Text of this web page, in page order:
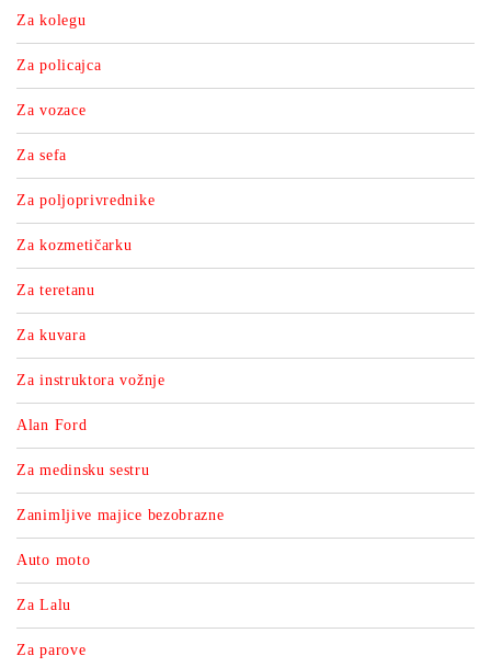
Za kolegu
Za policajca
Za vozace
Za sefa
Za poljoprivrednike
Za kozmetičarku
Za teretanu
Za kuvara
Za instruktora vožnje
Alan Ford
Za medinsku sestru
Zanimljive majice bezobrazne
Auto moto
Za Lalu
Za parove